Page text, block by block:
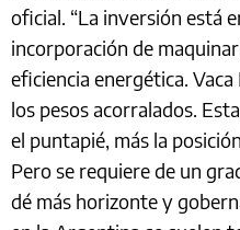
oficial. “La inversión está
incorporación de
eficiencia energética.
los pesos acorralados.
el puntapié, más la
Pero se requiere de un
dé más horizonte y